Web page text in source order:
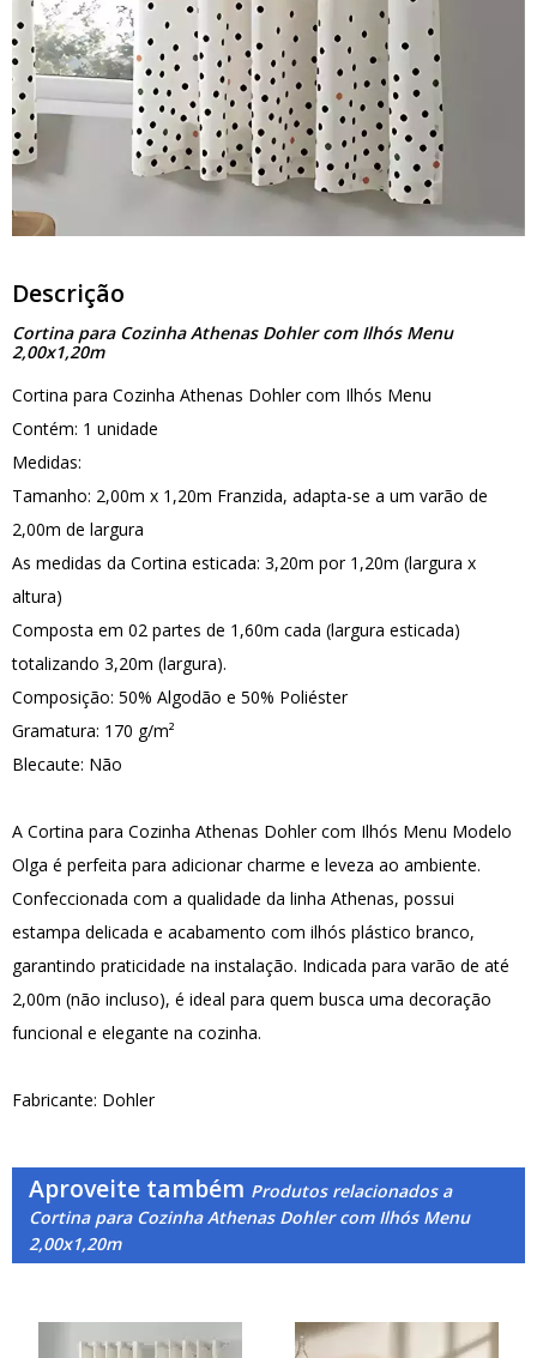
Descrição
Cortina para Cozinha Athenas Dohler com Ilhós Menu
2,00x1,20m
Cortina para Cozinha Athenas Dohler com Ilhós Menu
Contém: 1 unidade
Medidas:
Tamanho: 2,00m x 1,20m Franzida, adapta-se a um varão de
2,00m de largura
As medidas da Cortina esticada: 3,20m por 1,20m (largura x
altura)
Composta em 02 partes de 1,60m cada (largura esticada)
totalizando 3,20m (largura).
Composição: 50% Algodão e 50% Poliéster
Gramatura: 170 g/m²
Blecaute: Não
A Cortina para Cozinha Athenas Dohler com Ilhós Menu Modelo
Olga é perfeita para adicionar charme e leveza ao ambiente.
Confeccionada com a qualidade da linha Athenas, possui
estampa delicada e acabamento com ilhós plástico branco,
garantindo praticidade na instalação. Indicada para varão de até
2,00m (não incluso), é ideal para quem busca uma decoração
funcional e elegante na cozinha.
Fabricante: Dohler
Aproveite também Produtos relacionados a
Cortina para Cozinha Athenas Dohler com Ilhós Menu
2,00x1,20m